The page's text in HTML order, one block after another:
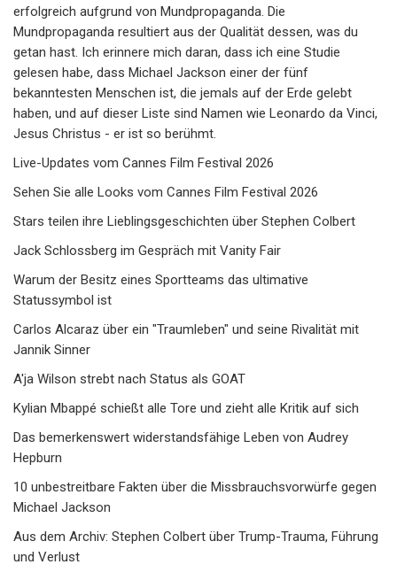
erfolgreich aufgrund von Mundpropaganda. Die
Mundpropaganda resultiert aus der Qualität dessen, was du
getan hast. Ich erinnere mich daran, dass ich eine Studie
gelesen habe, dass Michael Jackson einer der fünf
bekanntesten Menschen ist, die jemals auf der Erde gelebt
haben, und auf dieser Liste sind Namen wie Leonardo da Vinci,
Jesus Christus - er ist so berühmt.
Live-Updates vom Cannes Film Festival 2026
Sehen Sie alle Looks vom Cannes Film Festival 2026
Stars teilen ihre Lieblingsgeschichten über Stephen Colbert
Jack Schlossberg im Gespräch mit Vanity Fair
Warum der Besitz eines Sportteams das ultimative
Statussymbol ist
Carlos Alcaraz über ein "Traumleben" und seine Rivalität mit
Jannik Sinner
A'ja Wilson strebt nach Status als GOAT
Kylian Mbappé schießt alle Tore und zieht alle Kritik auf sich
Das bemerkenswert widerstandsfähige Leben von Audrey
Hepburn
10 unbestreitbare Fakten über die Missbrauchsvorwürfe gegen
Michael Jackson
Aus dem Archiv: Stephen Colbert über Trump-Trauma, Führung
und Verlust